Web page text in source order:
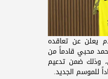
يعلن عن تعاقده
محبي قادماً من
وذلك ضمن تدعيم
للموسم الجديد.